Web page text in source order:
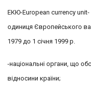
ЕКЮ-European currency unit-
одиниця Європейського
1979 до 1 січня 1999 р.
-національні органи, що
відносини країни;